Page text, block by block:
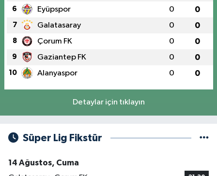
6 Eyüpspor 0 0
7 Galatasaray 0 0
8 Çorum FK 0 0
9 Gaziantep FK 0 0
10 Alanyaspor 0 0
Detaylar için tıklayın
Süper Lig Fikstür
14 Ağustos, Cuma